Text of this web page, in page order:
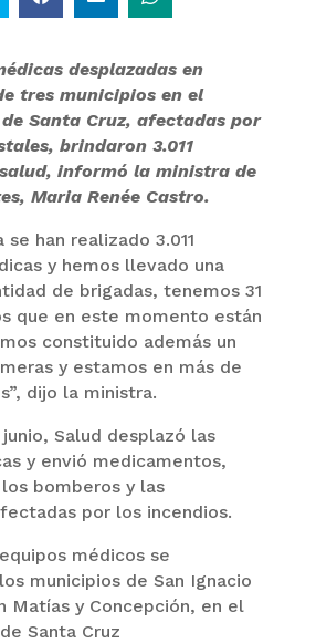
desplazadas en
tres municipios en el
Santa Cruz, afectadas por
brindaron 3.011
informó la ministra de
Maria Renée Castro.
han realizado 3.011
y hemos llevado una
de brigadas, tenemos 31
que en este momento están
constituido además un
y estamos en más de
dijo la ministra.
Salud desplazó las
y envió medicamentos,
bomberos y las
por los incendios.
médicos se
municipios de San Ignacio
Matías y Concepción, en el
Santa Cruz